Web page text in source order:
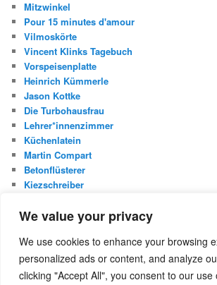
We value your privacy
We use cookies to enhance your browsing
personalized ads or content, and analyze
clicking "Accept All", you consent to our use
Mitzwinkel
Pour 15 minutes d'amour
Vilmoskörte
Vincent Klinks Tagebuch
Vorspeisenplatte
Heinrich Kümmerle
Jason Kottke
Die Turbohausfrau
Lehrer*innenzimmer
Küchenlatein
Martin Compart
Betonflüsterer
Kiezschreiber
u
c
h